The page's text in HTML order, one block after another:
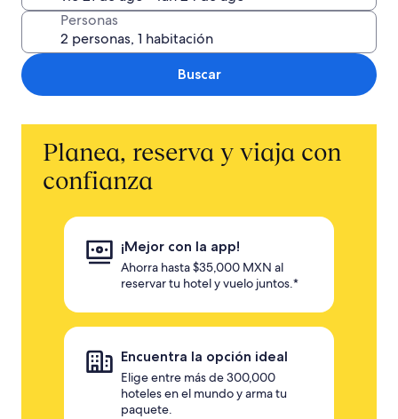
Personas
Buscar
Planea, reserva y viaja con
confianza
¡Mejor con la app!
Ahorra hasta $35,000 MXN al
reservar tu hotel y vuelo juntos.*
Encuentra la opción ideal
Elige entre más de 300,000
hoteles en el mundo y arma tu
paquete.